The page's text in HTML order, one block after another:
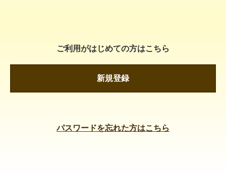
ご利用がはじめての方はこちら
新規登録
パスワードを忘れた方はこちら